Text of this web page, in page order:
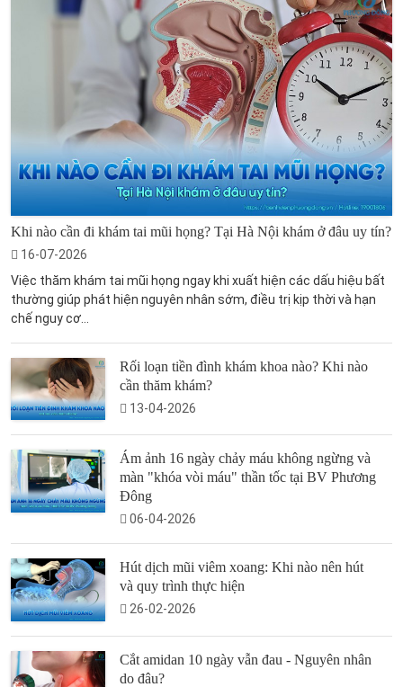
Khi nào cần đi khám tai mũi họng? Tại Hà Nội khám ở đâu uy tín?
16-07-2026
Việc thăm khám tai mũi họng ngay khi xuất hiện các dấu hiệu bất
thường giúp phát hiện nguyên nhân sớm, điều trị kịp thời và hạn
chế nguy cơ...
Rối loạn tiền đình khám khoa nào? Khi nào
cần thăm khám?
13-04-2026
Ám ảnh 16 ngày chảy máu không ngừng và
màn "khóa vòi máu" thần tốc tại BV Phương
Đông
06-04-2026
Hút dịch mũi viêm xoang: Khi nào nên hút
và quy trình thực hiện
26-02-2026
Cắt amidan 10 ngày vẫn đau - Nguyên nhân
do đâu?